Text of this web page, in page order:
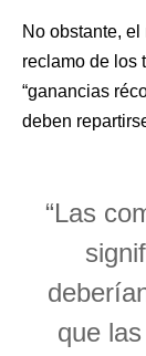
No obstante,
reclamo de los
“ganancias
deben
“Las
que